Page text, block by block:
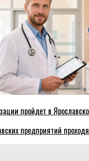
пройдет в
предприятий